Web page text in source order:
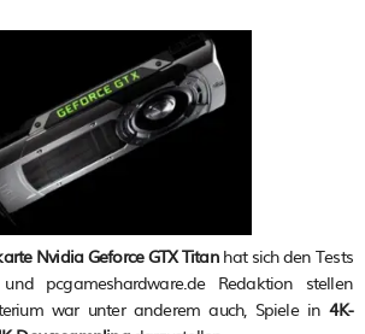
Nvidia Geforce GTX Titanhat sich den Tests
pcgameshardware.de Redaktion stellen
war unter anderem auch, Spiele in4K-